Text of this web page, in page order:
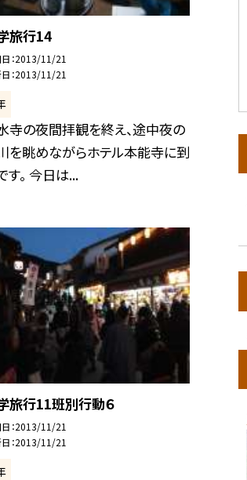
旅行14
2013/11/21
2013/11/21
寺の夜間拝観を終え、途中夜の
を眺めながらホテル本能寺に到
す。 今日は...
旅行11班別行動６
2013/11/21
2013/11/21